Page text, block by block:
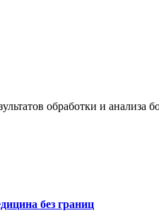
обработки и анализа
без границ